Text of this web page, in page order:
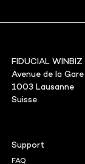
FIDUCIAL WINBIZ
Avenue de la
1003 Lausanne
Suisse
Support
FAQ